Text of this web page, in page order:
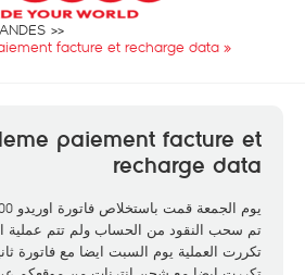
facture et recharge data »
paiement facture et
recharge data
يوم الجمعة قمت باستخلاص فاتورة اوريدو 131.700
تم سحب النقود من الحساب ولم تتم عملية
تكررت العملية يوم السبت ايضا مع فاتورة